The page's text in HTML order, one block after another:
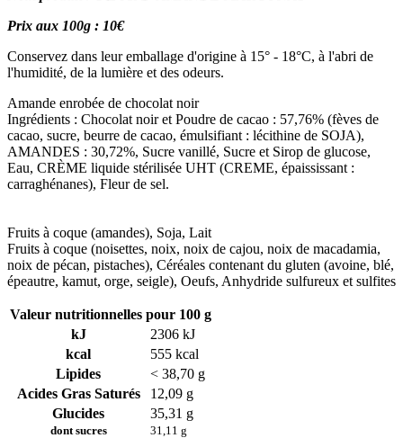
Prix aux 100g : 10€
Conservez dans leur emballage d'origine à 15° - 18°C, à l'abri de
l'humidité, de la lumière et des odeurs.
Amande enrobée de chocolat noir
Ingrédients : Chocolat noir et Poudre de cacao : 57,76% (fèves de
cacao, sucre, beurre de cacao, émulsifiant : lécithine de SOJA),
AMANDES : 30,72%, Sucre vanillé, Sucre et Sirop de glucose,
Eau, CRÈME liquide stérilisée UHT (CREME, épaississant :
carraghénanes), Fleur de sel.
Fruits à coque (amandes), Soja, Lait
Fruits à coque (noisettes, noix, noix de cajou, noix de macadamia,
noix de pécan, pistaches), Céréales contenant du gluten (avoine, blé,
épeautre, kamut, orge, seigle), Oeufs, Anhydride sulfureux et sulfites
Valeur nutritionnelles pour 100 g
kJ
2306 kJ
kcal
555 kcal
Lipides
< 38,70 g
Acides Gras Saturés
12,09 g
Glucides
dont sucres
35,31 g
31,11 g